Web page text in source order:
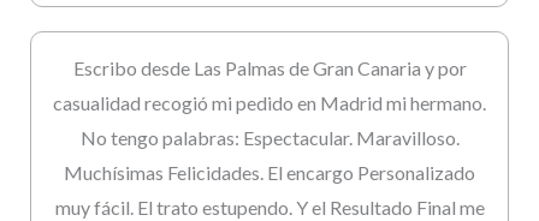
Escribo desde Las Palmas de Gran Canaria y por
casualidad recogió mi pedido en Madrid mi hermano.
No tengo palabras: Espectacular. Maravilloso.
Muchísimas Felicidades. El encargo Personalizado
muy fácil. El trato estupendo. Y el Resultado Final me